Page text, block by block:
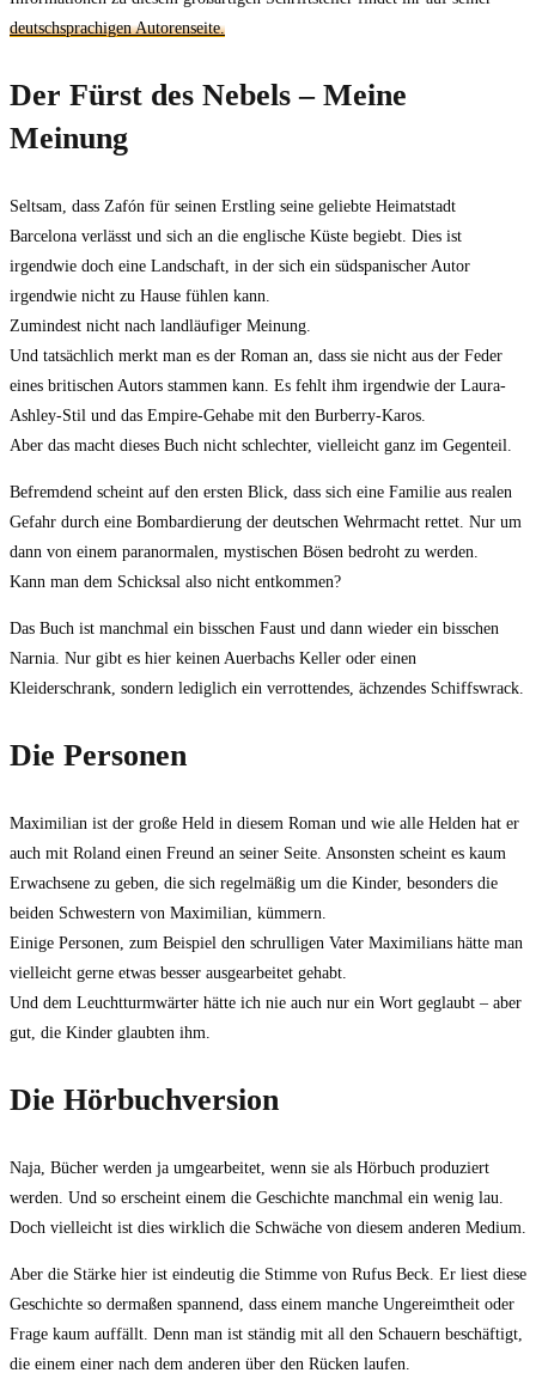
deutschsprachigen Autorenseite.
Der Fürst des Nebels – Meine
Meinung
Seltsam, dass Zafón für seinen Erstling seine geliebte Heimatstadt
Barcelona verlässt und sich an die englische Küste begiebt. Dies ist
irgendwie doch eine Landschaft, in der sich ein südspanischer Autor
irgendwie nicht zu Hause fühlen kann.
Zumindest nicht nach landläufiger Meinung.
Und tatsächlich merkt man es der Roman an, dass sie nicht aus der Feder
eines britischen Autors stammen kann. Es fehlt ihm irgendwie der Laura-
Ashley-Stil und das Empire-Gehabe mit den Burberry-Karos.
Aber das macht dieses Buch nicht schlechter, vielleicht ganz im Gegenteil.
Befremdend scheint auf den ersten Blick, dass sich eine Familie aus realen
Gefahr durch eine Bombardierung der deutschen Wehrmacht rettet. Nur um
dann von einem paranormalen, mystischen Bösen bedroht zu werden.
Kann man dem Schicksal also nicht entkommen?
Das Buch ist manchmal ein bisschen Faust und dann wieder ein bisschen
Narnia. Nur gibt es hier keinen Auerbachs Keller oder einen
Kleiderschrank, sondern lediglich ein verrottendes, ächzendes Schiffswrack.
Die Personen
Maximilian ist der große Held in diesem Roman und wie alle Helden hat er
auch mit Roland einen Freund an seiner Seite. Ansonsten scheint es kaum
Erwachsene zu geben, die sich regelmäßig um die Kinder, besonders die
beiden Schwestern von Maximilian, kümmern.
Einige Personen, zum Beispiel den schrulligen Vater Maximilians hätte man
vielleicht gerne etwas besser ausgearbeitet gehabt.
Und dem Leuchtturmwärter hätte ich nie auch nur ein Wort geglaubt – aber
gut, die Kinder glaubten ihm.
Die Hörbuchversion
Naja, Bücher werden ja umgearbeitet, wenn sie als Hörbuch produziert
werden. Und so erscheint einem die Geschichte manchmal ein wenig lau.
Doch vielleicht ist dies wirklich die Schwäche von diesem anderen Medium.
Aber die Stärke hier ist eindeutig die Stimme von Rufus Beck. Er liest diese
Geschichte so dermaßen spannend, dass einem manche Ungereimtheit oder
Frage kaum auffällt. Denn man ist ständig mit all den Schauern beschäftigt,
die einem einer nach dem anderen über den Rücken laufen.